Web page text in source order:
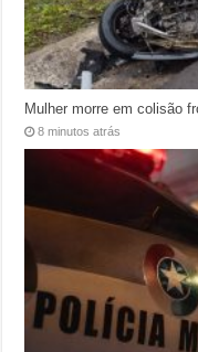
Mulher morre em colisão
8 minutos atrás